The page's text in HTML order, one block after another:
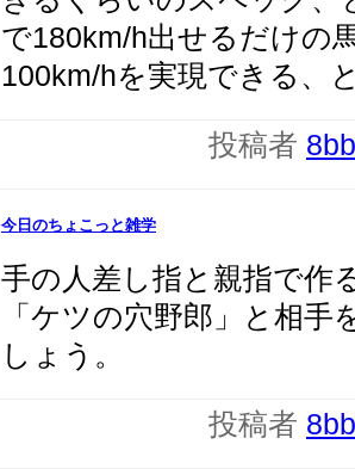
で180km/h出せるだけの
100km/hを実現できる、
投稿者
今日のちょこっと雑学
手の人差し指と親指で作
「ケツの穴野郎」と相
しょう。
投稿者